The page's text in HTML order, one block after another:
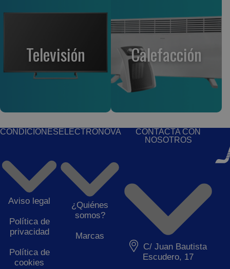
Televisión Calefacción
CONDICIONES
Aviso legal
Política de
privacidad
Política de
cookies
ELECTRONOVA
¿Quiénes
somos?
Marcas
CONTACTA CON
NOSOTROS
C/ Juan Bautista
Escudero, 17